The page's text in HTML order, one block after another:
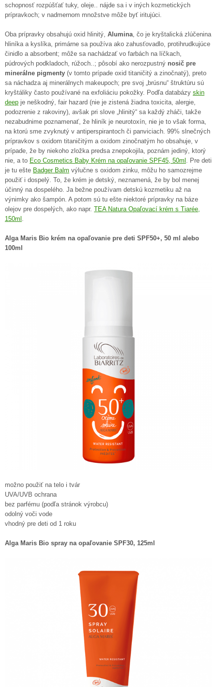
schopnosť rozpúšťať tuky, oleje.. nájde sa i v iných kozmetických
prípravkoch; v nadmernom množstve môže byť iritujúci.
Oba prípravky obsahujú oxid hlinitý, Alumina , čo je kryštalická zlúčenina
hliníka a kyslíka, primárne sa používa ako zahusťovadlo, protihrudkujúce
činidlo a absorbent; môže sa nachádzať vo farbách na líčkach,
púdrových podkladoch, rúžoch..; pôsobí ako nerozpustný nosič pre
minerálne pigmenty (v tomto prípade oxid titaničitý a zinočnatý), preto
sa náchadza aj minerálnych makeupoch; pre svoj „brúsnu“ štruktúru sú
kryštáliky často používané na exfoliáciu pokožky. Podľa databázy skin
deep je neškodný, fair hazard (nie je zistená žiadna toxicita, alergie,
podozrenie z rakoviny), avšak pri slove „hlinitý“ sa každý zháči, takže
nezabudnime poznamenať, že hliník je neurotoxín, nie je to však forma,
na ktorú sme zvyknutý v antiperspirantoch či panviciach. 99% slnečných
prípravkov s oxidom titaničitým a oxidom zinočnatým ho obsahuje, v
prípade, že by niekoho zložka predsa znepokojila, poznám jediný, ktorý
nie, a to Eco Cosmetics Baby Krém na opaľovanie SPF45, 50ml . Pre deti
je tu ešte Badger Balm výlučne s oxidom zinku, môžu ho samozrejme
použiť i dospelý. To, že krém je detský, neznamená, že by bol menej
účinný na dospelého. Ja bežne používam detskú kozmetiku až na
výnimky ako šampón. A potom sú tu ešte niektoré prípravky na báze
olejov pre dospelých, ako napr. TEA Natura Opaľovací krém s Tiarée,
150ml
Alga Maris Bio krém na opaľovanie pre deti SPF50+, 50 ml alebo
100ml
možno použiť na telo i tvár
UVA/UVB ochrana
bez parfému (podľa stránok výrobcu)
odolný voči vode
vhodný pre deti od 1 roku
Alga Maris Bio spray na opaľovanie SPF30, 125ml